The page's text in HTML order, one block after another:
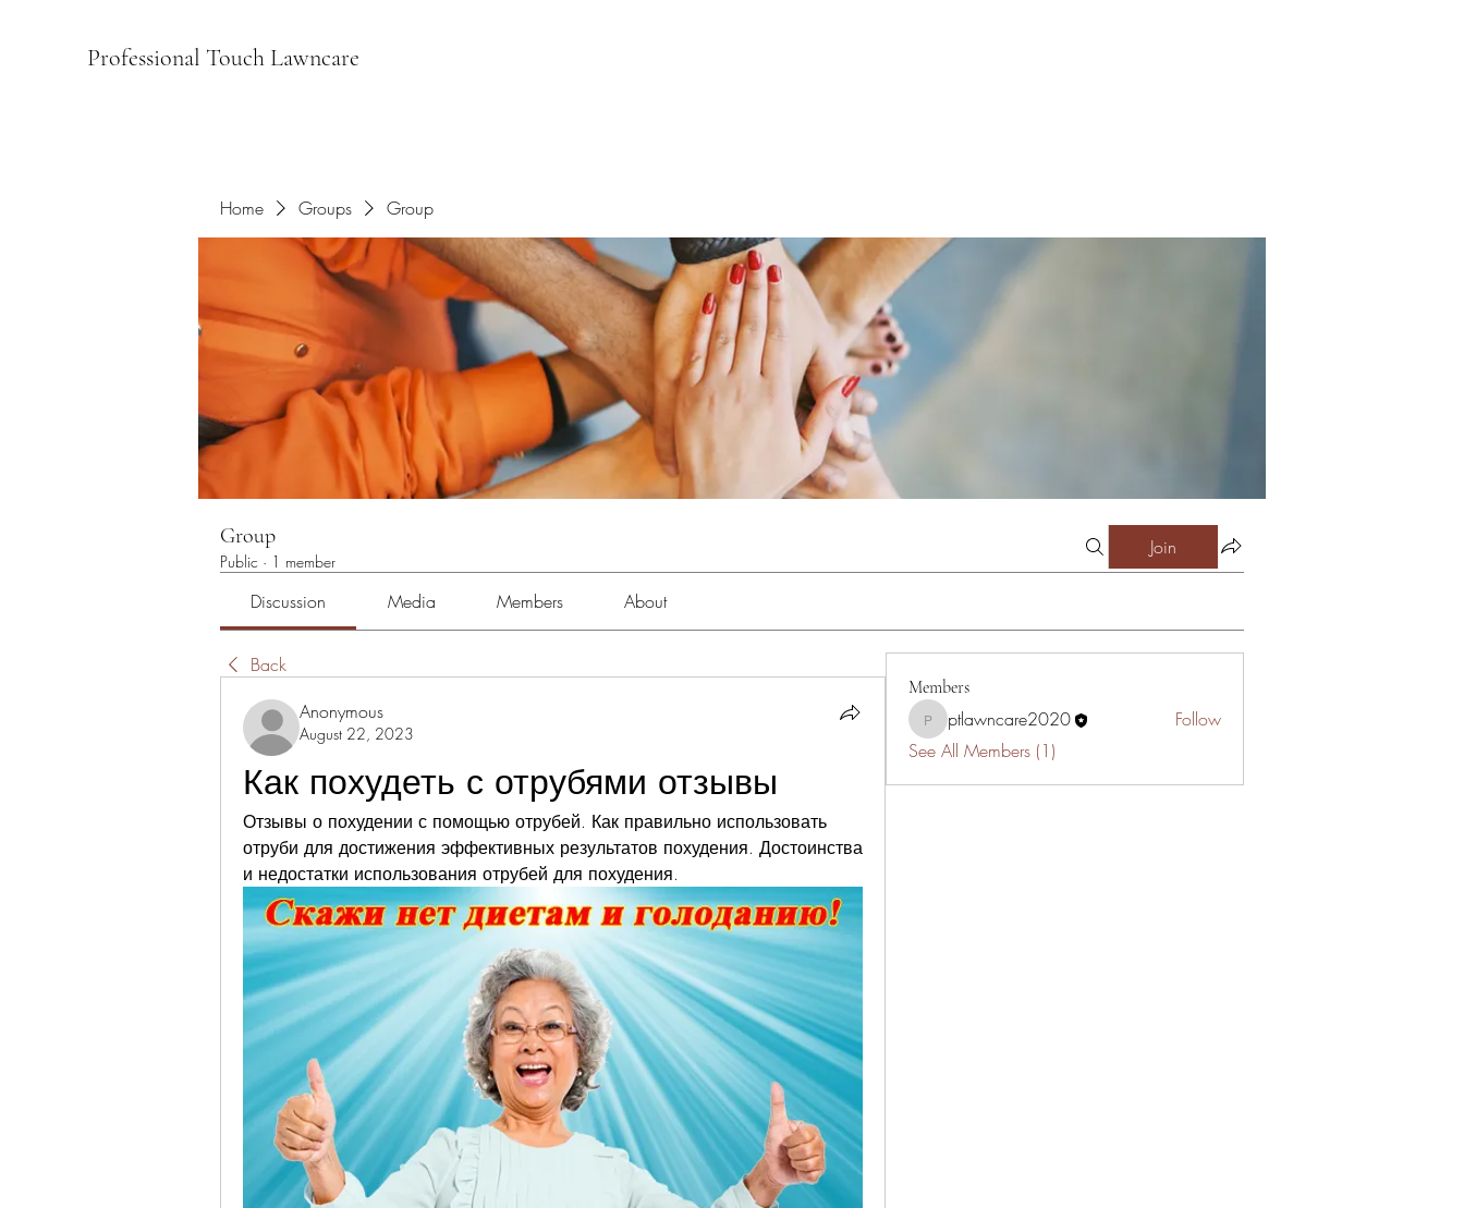
Professional Touch Lawncare
Home Groups Group
Group
Public · 1 member
Join
Discussion Media Members About
Back
Anonymous
August 22, 2023
Как похудеть с отрубями отзывы
Отзывы о похудении с помощью отрубей. Как правильно использовать
отруби для достижения эффективных результатов похудения. Достоинства
и недостатки использования отрубей для похудения.
Members
ptlawncare2020
ptlawncare2020
Follow
See All Members (1)